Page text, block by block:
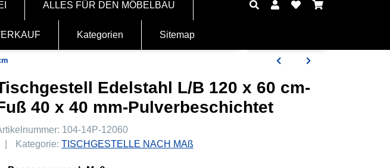
ALLES FÜR DEN MÖBELBAU
Kategorien Sitemap
Edelstahl L/B 120 x 60 cm-
40 x 40 mm-Pulverbeschichtet
104-14P-12060
Kategorie: TISCHGESTELLE NACH MAß